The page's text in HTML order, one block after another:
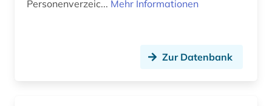
bertolt / werke (2)
berufliche fortbildung (1)
Personenverzeic... Mehr Informationen
Zur Datenbank